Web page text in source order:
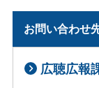
お問い合わせ
広聴広報